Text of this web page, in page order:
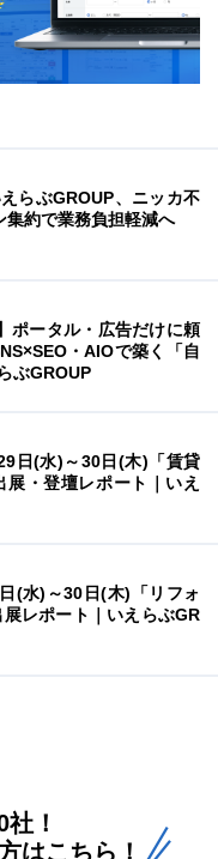
らぶGROUP、ニッカ不
集約で業務負担軽減へ
ポータル・広告だけに頼
・AIOで築く「自
ぶGROUP
日(水)～30日(木)「賃貸
・登壇レポート｜いえ
(水)～30日(木)「リフォ
レポート｜いえらぶGR
！
はこちら！